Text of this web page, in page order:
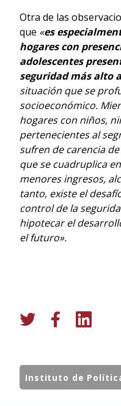
Otra de las
que «es
hogares con
adolescentes
seguridad más alto
situación que se
socioeconómico.
hogares con niños,
pertenecientes al
sufren de carencia
que se cuadruplica
menores ingresos,
tanto, existe el
control de la
hipotecar el
el futuro».
Instituto de